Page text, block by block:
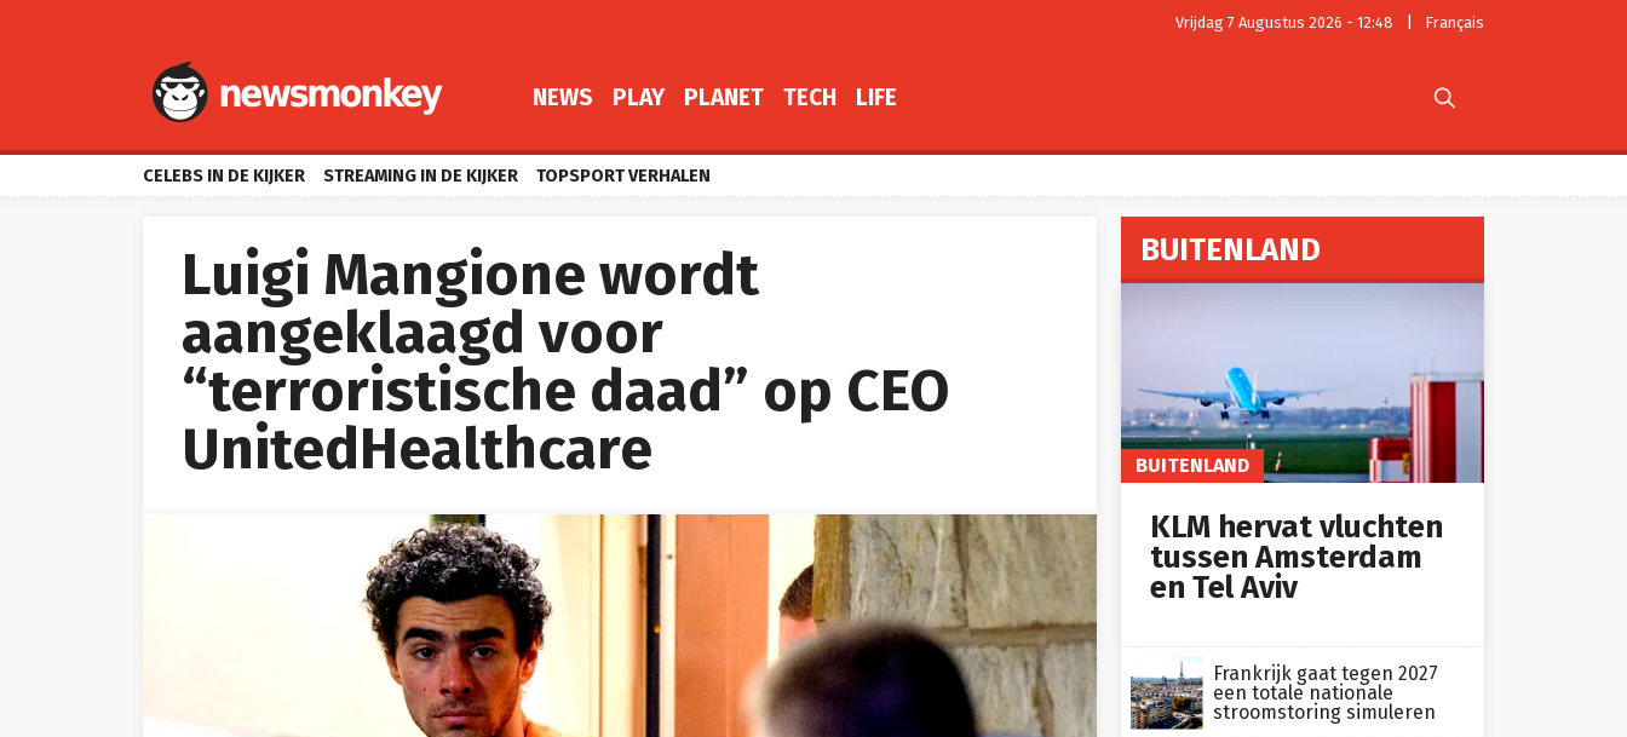
Vrijdag 7 Augustus 2026 - 12:48 Français
NEWS PLAY PLANET TECH LIFE 
CELEBS IN DE KIJKER STREAMING IN DE KIJKER TOPSPORT VERHALEN
Luigi Mangione wordt
aangeklaagd voor
“terroristische daad” op CEO
UnitedHealthcare
BUITENLAND
BUITENLAND
KLM hervat vluchten
tussen Amsterdam
en Tel Aviv
Frankrijk gaat tegen 2027
een totale nationale
stroomstoring simuleren